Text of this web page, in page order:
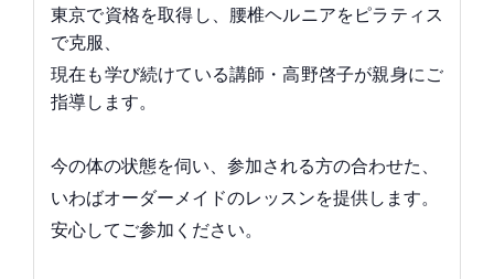
東京で資格を取得し、腰椎ヘルニアをピラティス
で克服、
現在も学び続けている講師・高野啓子が親身にご
指導します。
今の体の状態を伺い、参加される方の合わせた、
いわばオーダーメイドのレッスンを提供します。
安心してご参加ください。